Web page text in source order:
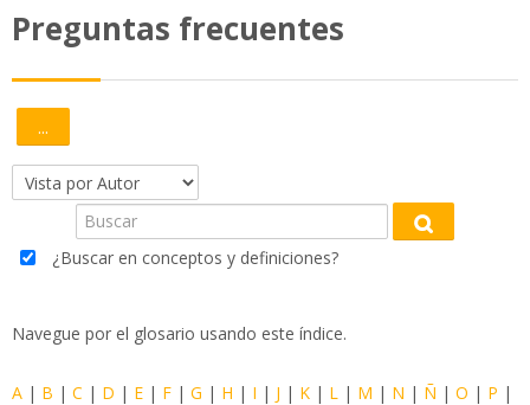
Cursos
Diplomados
Bachilleratos
Buscar
Preguntas frecuentes
...
Exportar entradas
Navegue por el glosario usando este índice.
Buscar
Buscar
¿Buscar en conceptos y definiciones?
Navegue por el glosario usando este índice.
A | B | C | D | E | F | G | H | I | J | K | L | M | N | Ñ | O | P |